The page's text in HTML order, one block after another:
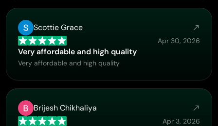
Scottie Grace
Apr 30, 2026
Very affordable and high quality
Very affordable and high quality
Brijesh Chikhaliya
Apr 3, 2026